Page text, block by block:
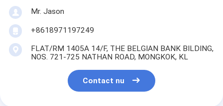
Mr. Jason
+8618971197249
FLAT/RM 1405A 14/F, THE BELGIAN BANK BILDING,
NOS. 721-725 NATHAN ROAD, MONGKOK, KL
Contact nu